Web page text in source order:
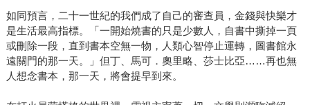
如同預言，二十一世紀的我們成了自己的審查員，金錢與快樂才
是生活最高指標。「一開始燒書的只是少數人，自書中撕掉一頁
或刪除一段，直到書本空無一物，人類心智停止運轉，圖書館永
遠關門的那一天。」但丁、馬可．奧里略、莎士比亞……再也無
人想念書本，那一天，將會提早到來。